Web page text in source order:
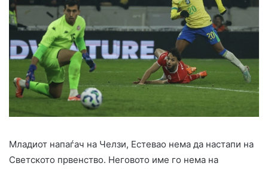
Младиот напаѓач на Челзи, Естевао нема да настапи на
Светското првенство. Неговото име го нема на